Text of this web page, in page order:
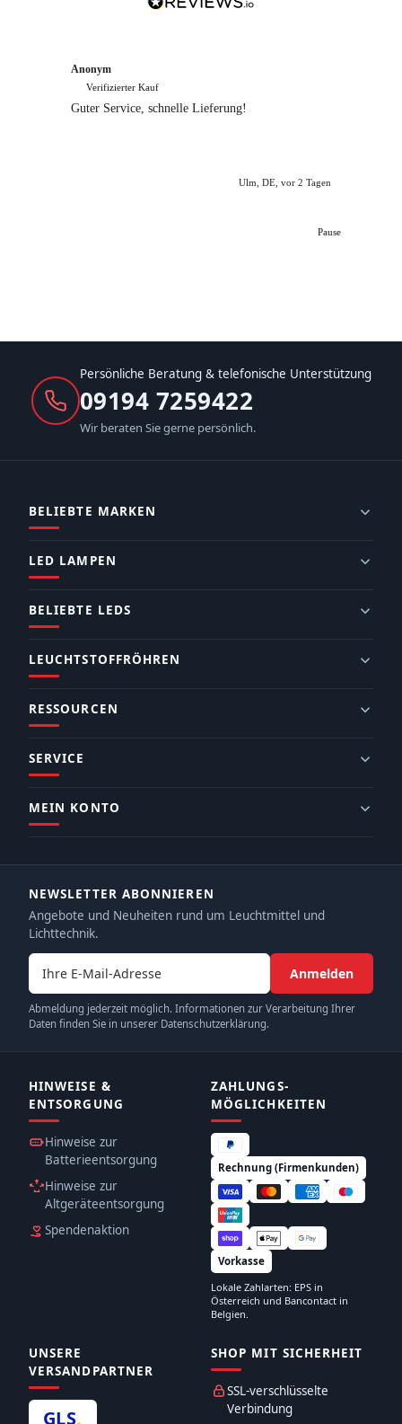
Anonym
Verifizierter Kauf
Guter Service, schnelle Lieferung!
Ulm, DE, vor 2 Tagen
Pause
Persönliche Beratung & telefonische Unterstützung
09194 7259422
Wir beraten Sie gerne persönlich.
BELIEBTE MARKEN
LED LAMPEN
BELIEBTE LEDS
LEUCHTSTOFFRÖHREN
RESSOURCEN
SERVICE
MEIN KONTO
NEWSLETTER ABONNIEREN
Angebote und Neuheiten rund um Leuchtmittel und
Lichttechnik.
E-Mail-Adresse
Anmelden
Abmeldung jederzeit möglich. Informationen zur Verarbeitung Ihrer
Daten finden Sie in unserer Datenschutzerklärung.
HINWEISE &
ENTSORGUNG
Hinweise zur
Batterieentsorgung
Hinweise zur
Altgeräteentsorgung
Spendenaktion
ZAHLUNGS­
MÖGLICHKEITEN
Rechnung (Firmenkunden)
Vorkasse
Lokale Zahlarten: EPS in
Österreich und Bancontact in
Belgien.
UNSERE
VERSANDPARTNER
GLS.
SHOP MIT SICHERHEIT
SSL-verschlüsselte
Verbindung